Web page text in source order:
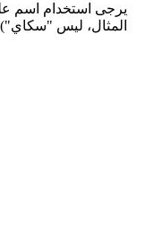
يرجى استخدام اسم
المثال، ليس